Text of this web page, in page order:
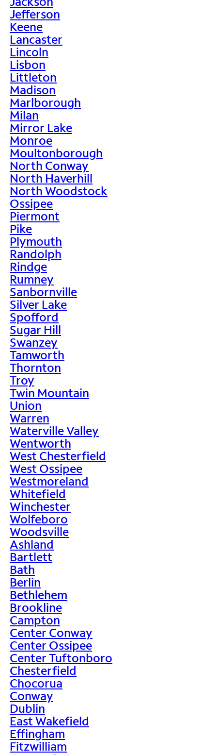
Jefferson
Keene
Lancaster
Lincoln
Lisbon
Littleton
Madison
Marlborough
Milan
Mirror Lake
Monroe
Moultonborough
North Conway
North Haverhill
North Woodstock
Ossipee
Piermont
Pike
Plymouth
Randolph
Rindge
Rumney
Sanbornville
Silver Lake
Spofford
Sugar Hill
Swanzey
Tamworth
Thornton
Troy
Twin Mountain
Union
Warren
Waterville Valley
Wentworth
West Chesterfield
West Ossipee
Westmoreland
Whitefield
Winchester
Wolfeboro
Woodsville
Ashland
Bartlett
Bath
Berlin
Bethlehem
Brookline
Campton
Center Conway
Center Ossipee
Center Tuftonboro
Chesterfield
Chocorua
Conway
Dublin
East Wakefield
Effingham
Fitzwilliam